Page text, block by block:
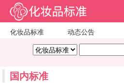
化妆品标准 动态公告
国内标准